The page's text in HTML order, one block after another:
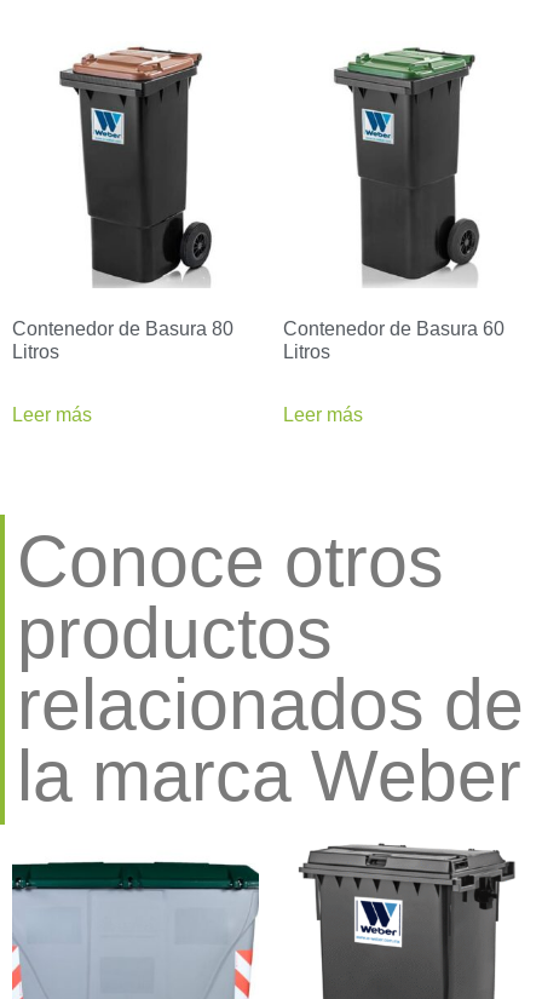
Contenedor de Basura 80
Litros
Leer más
Contenedor de Basura 60
Litros
Leer más
Conoce otros
productos
relacionados de
la marca Weber